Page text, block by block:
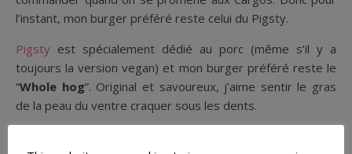
l’instant, mon burger préféré reste celui du Pigsty.
Pigsty est spécialement dédié au porc (même s’il y a
toujours la version vegan) et mon burger préféré reste le
“Whole hog”. Original et savoureux, j’aime sentir le gras
de la peau du ventre craquer sous les dents.